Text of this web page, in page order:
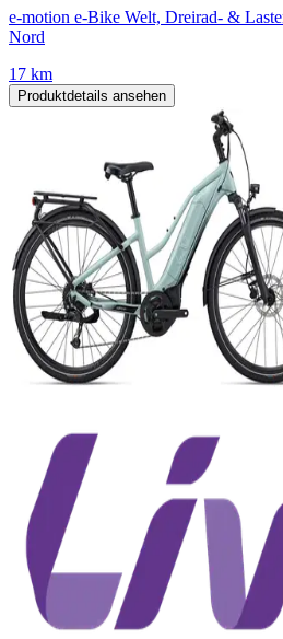
e-motion e-Bike Welt, Dreirad- &
Nord
17 km
Produktdetails ansehen